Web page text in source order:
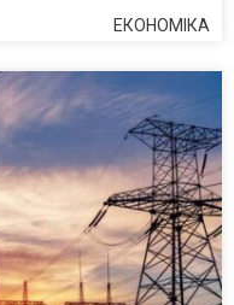
ЕКОНОМІКА